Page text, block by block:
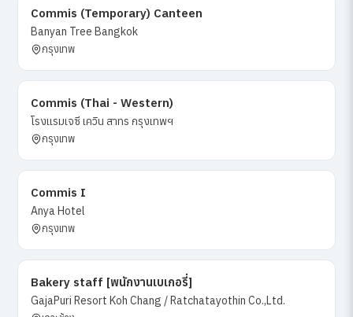
Commis (Temporary) Canteen
Banyan Tree Bangkok
กรุงเทพ
Commis (Thai - Western)
โรงแรมเจซี เควิน สาทร กรุงเทพฯ
กรุงเทพ
Commis I
Anya Hotel
กรุงเทพ
Bakery staff [พนักงานเบเกอรี่]
GajaPuri Resort Koh Chang / Ratchatayothin Co.,Ltd.